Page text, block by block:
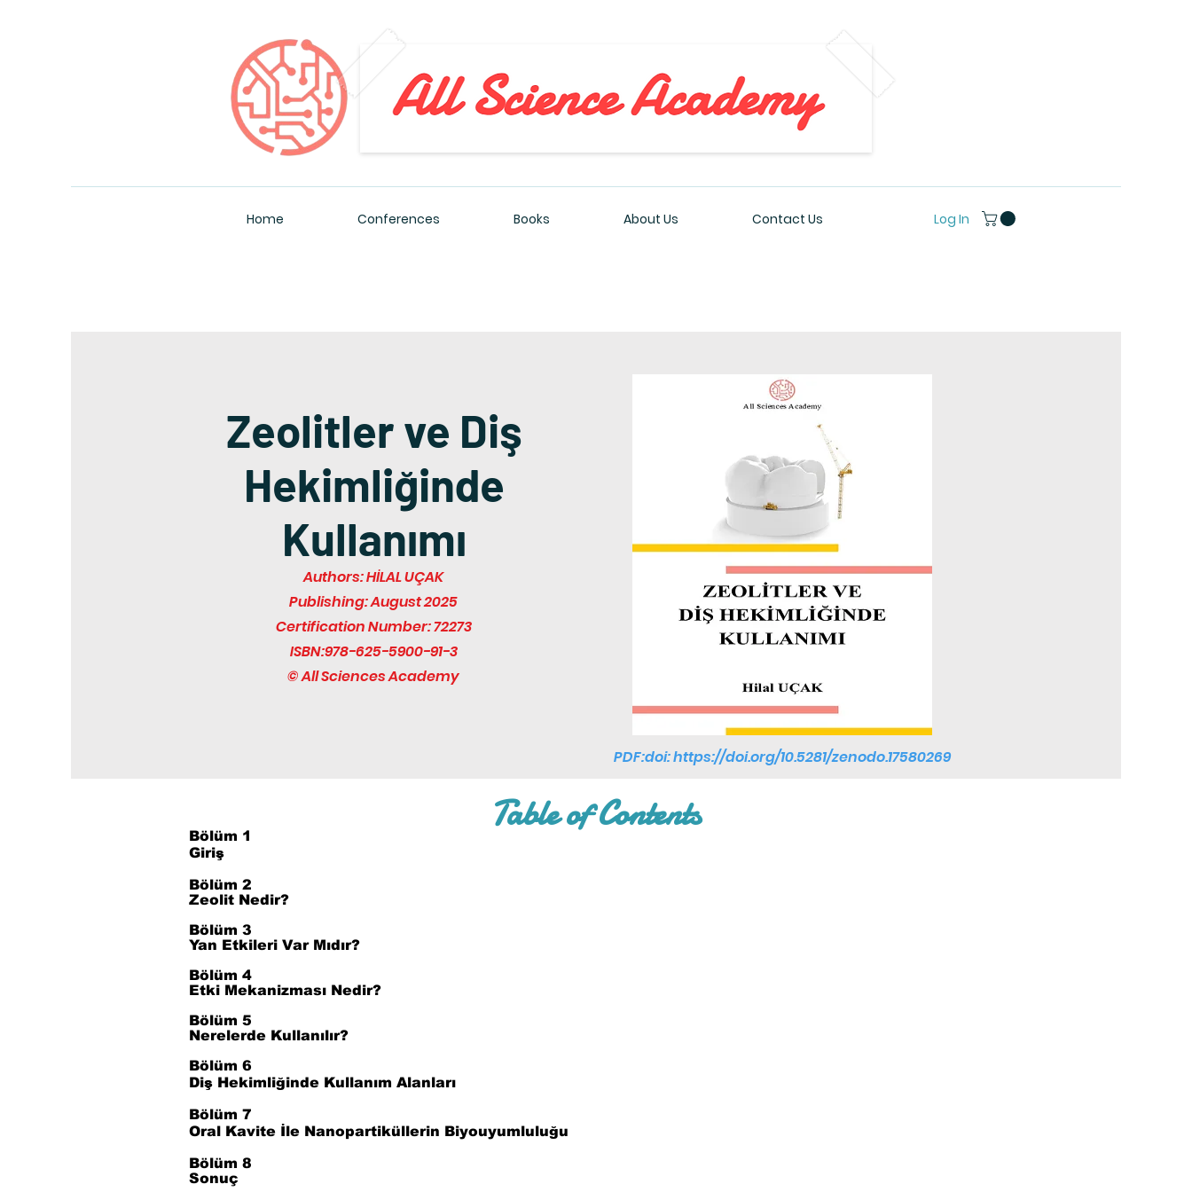
All Sciences Academy
Home Conferences Books About Us Contact Us Log In
Zeolitler ve Diş
Hekimliğinde
Kullanımı
Authors: HİLAL UÇAK
Publishing: August 2025
Certification Number: 72273
ISBN:978-625-5900-91-3
© All Sciences Academy
PDF:doi:https://doi.org/10.5281/zenodo.17580269
Table of Contents
Bölüm 1
Giriş
Bölüm 2
Zeolit Nedir?
Bölüm 3
Yan Etkileri Var Mıdır?
Bölüm 4
Etki Mekanizması Nedir?
Bölüm 5
Nerelerde Kullanılır?
Bölüm 6
Diş Hekimliğinde Kullanım Alanları
Bölüm 7
Oral Kavite İle Nanopartiküllerin Biyouyumluluğu
Bölüm 8
Sonuç